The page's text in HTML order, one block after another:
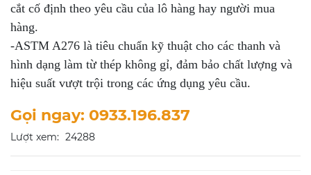
cắt cố định theo yêu cầu của lô hàng hay người mua
hàng.
-ASTM A276 là tiêu chuẩn kỹ thuật cho các thanh và
hình dạng làm từ thép không gỉ, đảm bảo chất lượng và
hiệu suất vượt trội trong các ứng dụng yêu cầu.
Gọi ngay: 0933.196.837
Lượt xem: 24288